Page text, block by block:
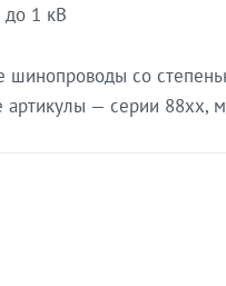
1 кВ
шинопроводы со
— серии 88xx,